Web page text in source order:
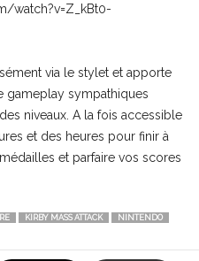
watch?v=Z_kBt0-
via le stylet et apporte
gameplay sympathiques
niveaux. A la fois accessible
et des heures pour finir à
et parfaire vos scores
KIRBY MASS ATTACK
NINTENDO